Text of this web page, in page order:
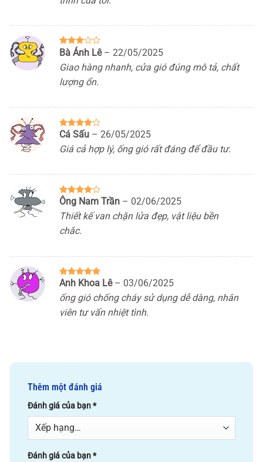
Được
hạng3
5 sao
Bà Ánh Lê – 22/05/2025
Giao hàng nhanh, cửa gió đúng mô tả, chất
lượng ổn.
Được
45 sao
Cá Sấu – 26/05/2025
Giá cả hợp lý, ống gió rất đáng để đầu tư.
Được
xếp hạng
45 sao
Ông Nam Trần – 02/06/2025
Thiết kế van chặn lửa đẹp, vật liệu bền
chắc.
Được xếp
hạng
sao
Anh Khoa Lê – 03/06/2025
ống gió chống cháy sử dụng dễ dàng, nhân
viên tư vấn nhiệt tình.
Thêm một đánh giá
Đánh giá của bạn*
Đánh giá của bạn*